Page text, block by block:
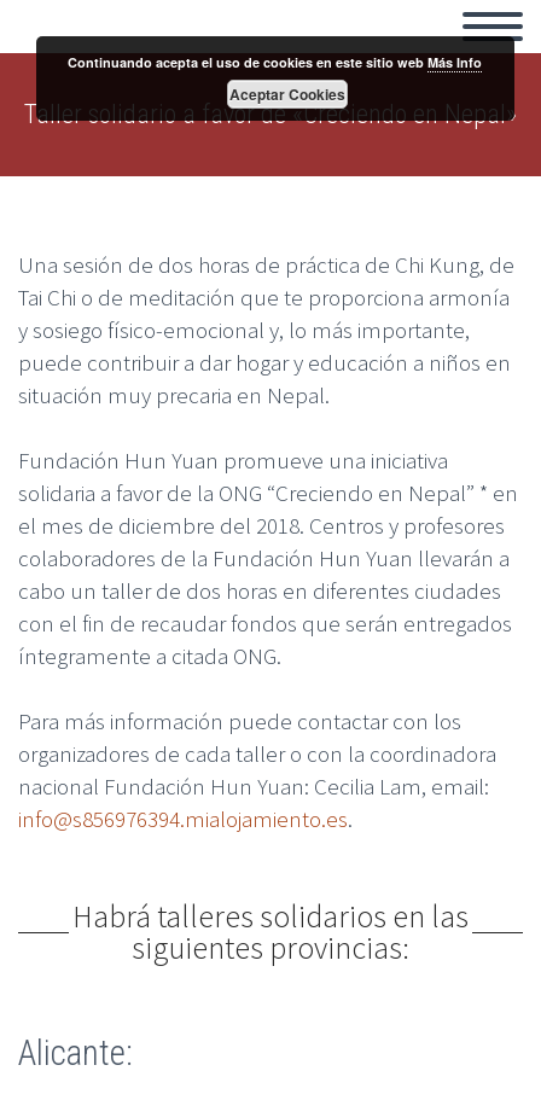
Taller solidario a favor de «Creciendo en Nepal»
Una sesión de dos horas de práctica de Chi Kung, de
Tai Chi o de meditación que te proporciona armonía
y sosiego físico-emocional y, lo más importante,
puede contribuir a dar hogar y educación a niños en
situación muy precaria en Nepal.
Fundación Hun Yuan promueve una iniciativa
solidaria a favor de la ONG “Creciendo en Nepal” * en
el mes de diciembre del 2018. Centros y profesores
colaboradores de la Fundación Hun Yuan llevarán a
cabo un taller de dos horas en diferentes ciudades
con el fin de recaudar fondos que serán entregados
íntegramente a citada ONG.
Para más información puede contactar con los
organizadores de cada taller o con la coordinadora
nacional Fundación Hun Yuan: Cecilia Lam, email:
info@s856976394.mialojamiento.es.
Habrá talleres solidarios en las
siguientes provincias:
Alicante:
Continuando acepta el uso de cookies en este sitio webMás Info
Aceptar Cookies